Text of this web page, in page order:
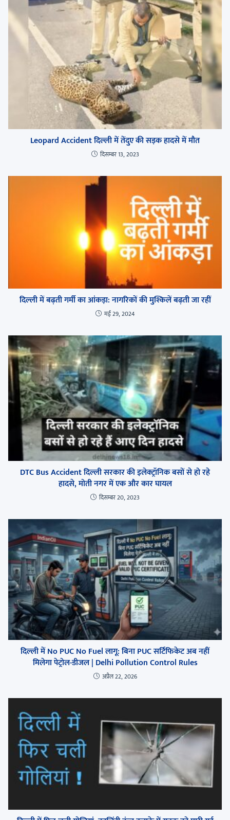
Leopard Accident दिल्ली में तेंदुए की सड़क हादसे में मौत
दिसम्बर 13, 2023
दिल्ली में बढ़ती गर्मी का आंकड़ा: नागरिकों की मुश्किलें बढ़ती जा रहीं
मई 29, 2024
DTC Bus Accident दिल्ली सरकार की इलेक्ट्रॉनिक बसों से हो रहे
हादसे, मोती नगर में एक और कार घायल
दिसम्बर 20, 2023
दिल्ली में No PUC No Fuel लागू: बिना PUC सर्टिफिकेट अब नहीं
मिलेगा पेट्रोल-डीजल | Delhi Pollution Control Rules
अप्रैल 22, 2026